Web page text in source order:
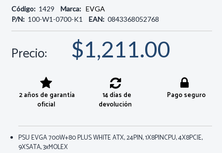
Código: 1429 Marca: EVGA
P/N: 100-W1-0700-K1 EAN: 0843368052768
Precio: $1,211.00
2 años de garantía
oficial
14 días de
devolución
Pago seguro
PSU EVGA 700W+80 PLUS WHITE ATX, 24PIN, 1X8PINCPU, 4X8PCIE,
9XSATA, 3xMOLEX